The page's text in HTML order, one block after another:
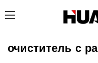
очиститель с